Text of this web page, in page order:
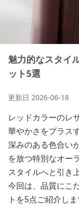
魅力的なスタイ
ット5選
更新日 2026-06-18
レッドカラーのレ
華やかさをプラス
深みのある色合い
を放つ特別なオー
スタイルへと引き
今回は、品質にこ
トを5点ご紹介しま